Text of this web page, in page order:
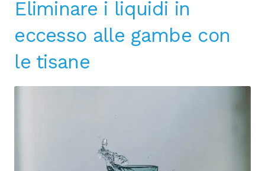
Eliminare i liquidi in
eccesso alle gambe con
le tisane